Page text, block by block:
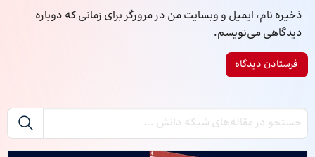
ذخیره نام، ایمیل و وبسایت من در مرورگر برای زمانی که دوباره
دیدگاهی می‌نویسم.